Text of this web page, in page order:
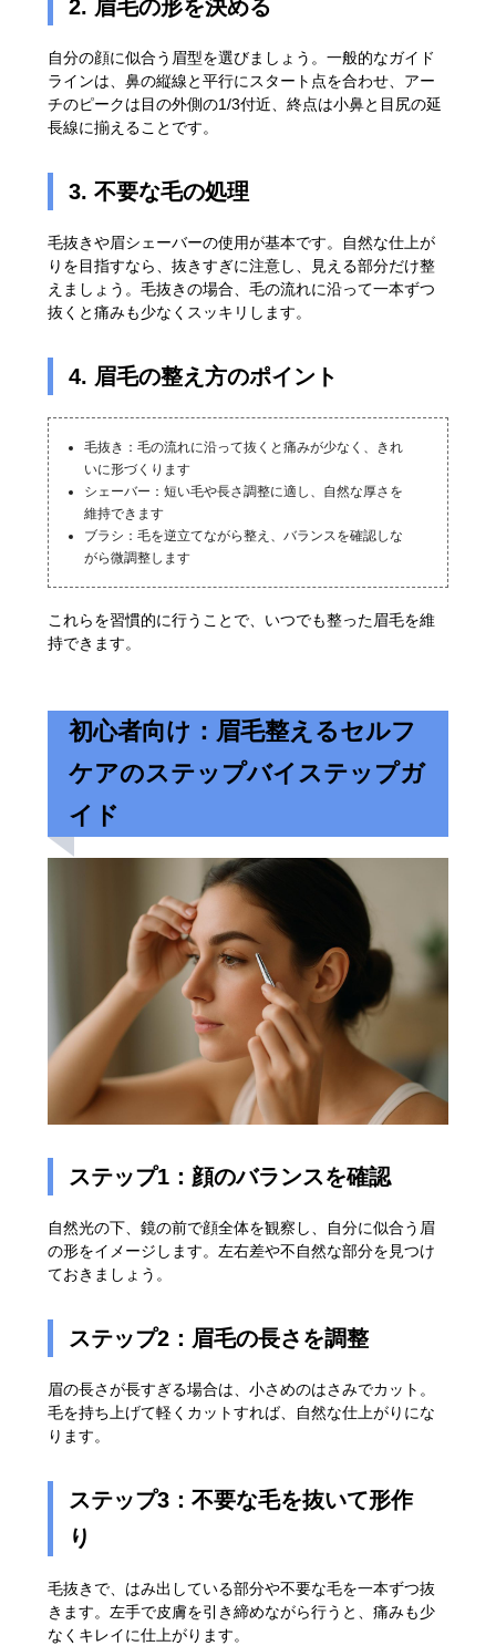
2. 眉毛の形を決める
自分の顔に似合う眉型を選びましょう。一般的なガイド
ラインは、鼻の縦線と平行にスタート点を合わせ、アー
チのピークは目の外側の1/3付近、終点は小鼻と目尻の延
長線に揃えることです。
3. 不要な毛の処理
毛抜きや眉シェーバーの使用が基本です。自然な仕上が
りを目指すなら、抜きすぎに注意し、見える部分だけ整
えましょう。毛抜きの場合、毛の流れに沿って一本ずつ
抜くと痛みも少なくスッキリします。
4. 眉毛の整え方のポイント
毛抜き：毛の流れに沿って抜くと痛みが少なく、きれ
いに形づくります
シェーバー：短い毛や長さ調整に適し、自然な厚さを
維持できます
ブラシ：毛を逆立てながら整え、バランスを確認しな
がら微調整します
これらを習慣的に行うことで、いつでも整った眉毛を維
持できます。
初心者向け：眉毛整えるセルフ
ケアのステップバイステップガ
イド
ステップ1：顔のバランスを確認
自然光の下、鏡の前で顔全体を観察し、自分に似合う眉
の形をイメージします。左右差や不自然な部分を見つけ
ておきましょう。
ステップ2：眉毛の長さを調整
眉の長さが長すぎる場合は、小さめのはさみでカット。
毛を持ち上げて軽くカットすれば、自然な仕上がりにな
ります。
ステップ3：不要な毛を抜いて形作
り
毛抜きで、はみ出している部分や不要な毛を一本ずつ抜
きます。左手で皮膚を引き締めながら行うと、痛みも少
なくキレイに仕上がります。